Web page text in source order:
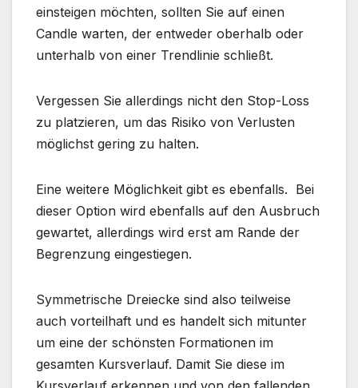
einsteigen möchten, sollten Sie auf einen
Candle warten, der entweder oberhalb oder
unterhalb von einer Trendlinie schließt.
Vergessen Sie allerdings nicht den Stop-Loss
zu platzieren, um das Risiko von Verlusten
möglichst gering zu halten.
Eine weitere Möglichkeit gibt es ebenfalls. Bei
dieser Option wird ebenfalls auf den Ausbruch
gewartet, allerdings wird erst am Rande der
Begrenzung eingestiegen.
Symmetrische Dreiecke sind also teilweise
auch vorteilhaft und es handelt sich mitunter
um eine der schönsten Formationen im
gesamten Kursverlauf. Damit Sie diese im